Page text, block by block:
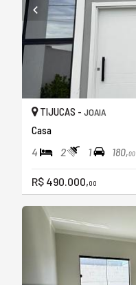
TIJUCAS - JOAIA
Casa
4 2 1 180,00
R$ 490.000,00